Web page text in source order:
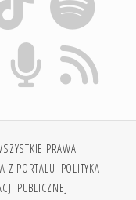
PRAWA
Z PORTALU POLITYKA
PUBLICZNEJ